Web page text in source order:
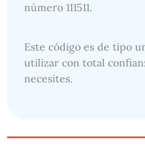
número 111511.
Este código es de tipo
utilizar con total
necesites.